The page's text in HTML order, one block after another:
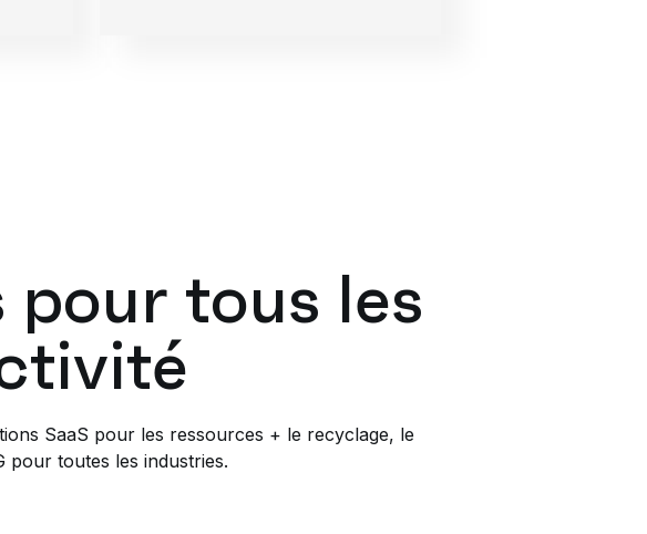
tous les
SaaS pour les ressources + le recyclage, le
pour toutes les industries.